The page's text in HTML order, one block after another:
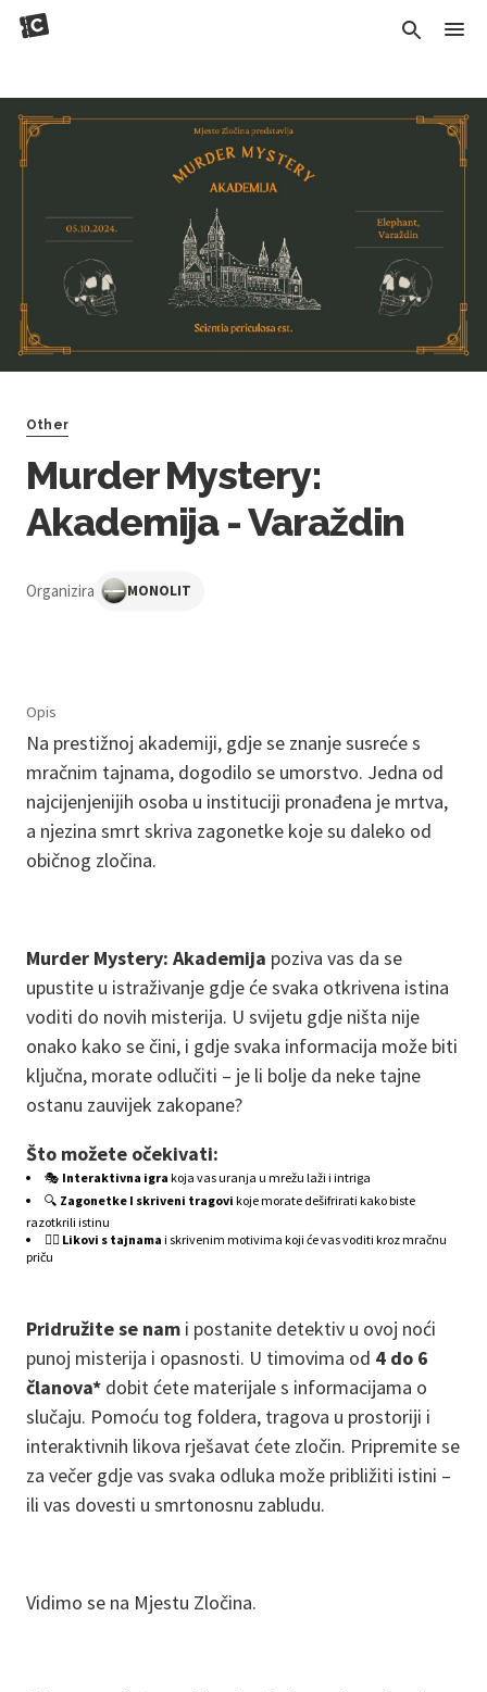
Other
Murder Mystery:
Akademija - Varaždin
Organizira MONOLIT
Opis
Na prestižnoj akademiji, gdje se znanje susreće s
mračnim tajnama, dogodilo se umorstvo. Jedna od
najcijenjenijih osoba u instituciji pronađena je mrtva,
a njezina smrt skriva zagonetke koje su daleko od
običnog zločina.
Murder Mystery: Akademija poziva vas da se
upustite u istraživanje gdje će svaka otkrivena istina
voditi do novih misterija. U svijetu gdje ništa nije
onako kako se čini, i gdje svaka informacija može biti
ključna, morate odlučiti – je li bolje da neke tajne
ostanu zauvijek zakopane?
Što možete očekivati:
🎭 Interaktivna igra koja vas uranja u mrežu laži i intriga
🔍 Zagonetke I skriveni tragovi koje morate dešifrirati kako biste
razotkrili istinu
🕵️‍♂️ Likovi s tajnama i skrivenim motivima koji će vas voditi kroz mračnu
priču
Pridružite se nam i postanite detektiv u ovoj noći
punoj misterija i opasnosti. U timovima od 4 do 6
članova* dobit ćete materijale s informacijama o
slučaju. Pomoću tog foldera, tragova u prostoriji i
interaktivnih likova rješavat ćete zločin. Pripremite se
za večer gdje vas svaka odluka može približiti istini –
ili vas dovesti u smrtonosnu zabludu.
Vidimo se na Mjestu Zločina.